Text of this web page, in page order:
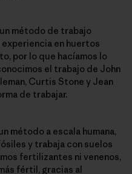
método de trabajo
en huertos
por lo que hacíamos lo
el trabajo de John
Curtis Stone y Jean
de trabajar.
método a escala humana,
y trabaja con suelos
fertilizantes ni venenos,
fértil, gracias al